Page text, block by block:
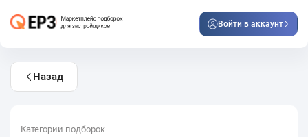
Войти в аккаунт
Назад
Категории подборок